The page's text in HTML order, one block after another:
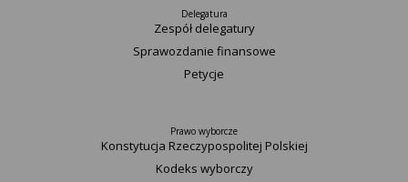
Delegatura
Zespół delegatury
Sprawozdanie finansowe
Petycje
Prawo wyborcze
Konstytucja Rzeczypospolitej Polskiej​
Kodeks wyborczy